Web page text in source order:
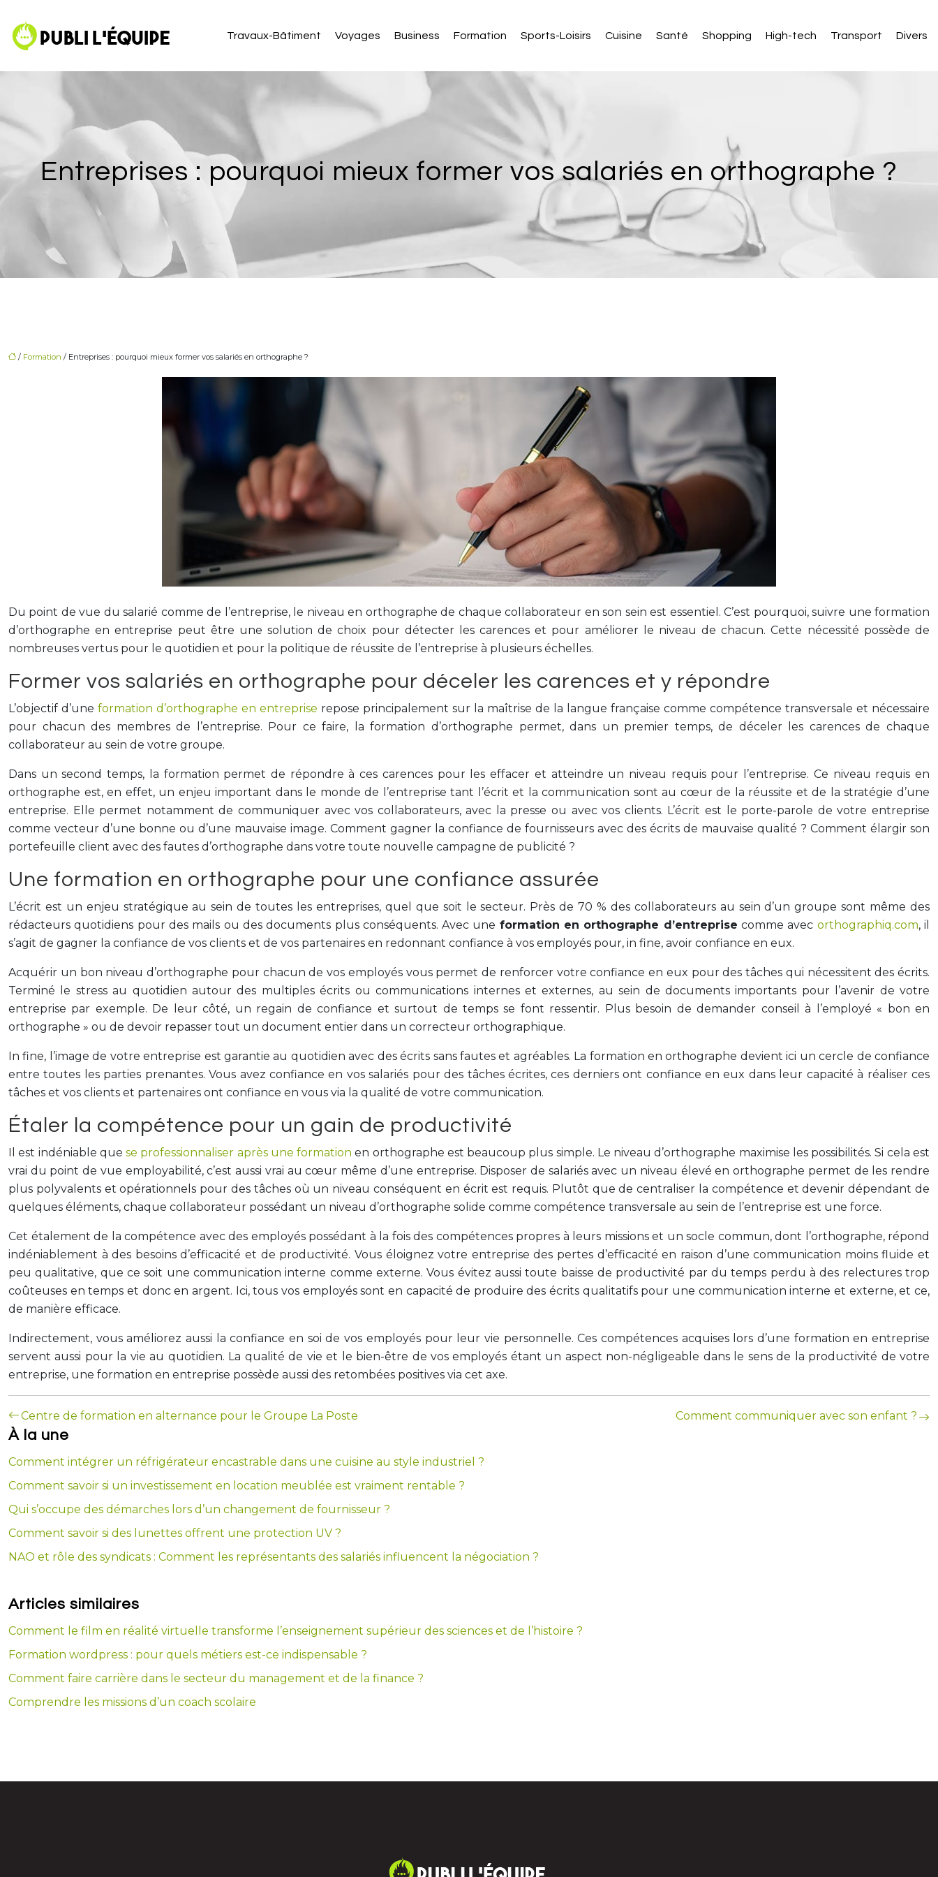
Travaux-Bâtiment Voyages Business Formation Sports-Loisirs Cuisine Santé Shopping High-tech Transport Divers
Entreprises : pourquoi mieux former vos salariés en orthographe ?
/ Formation / Entreprises : pourquoi mieux former vos salariés en orthographe ?
Du point de vue du salarié comme de l’entreprise, le niveau en orthographe de chaque collaborateur en son sein est essentiel. C’est pourquoi, suivre une formation
d’orthographe en entreprise peut être une solution de choix pour détecter les carences et pour améliorer le niveau de chacun. Cette nécessité possède de
nombreuses vertus pour le quotidien et pour la politique de réussite de l’entreprise à plusieurs échelles.
Former vos salariés en orthographe pour déceler les carences et y répondre
L’objectif d’une formation d’orthographe en entreprise repose principalement sur la maîtrise de la langue française comme compétence transversale et nécessaire
pour chacun des membres de l’entreprise. Pour ce faire, la formation d’orthographe permet, dans un premier temps, de déceler les carences de chaque
collaborateur au sein de votre groupe.
Dans un second temps, la formation permet de répondre à ces carences pour les effacer et atteindre un niveau requis pour l’entreprise. Ce niveau requis en
orthographe est, en effet, un enjeu important dans le monde de l’entreprise tant l’écrit et la communication sont au cœur de la réussite et de la stratégie d’une
entreprise. Elle permet notamment de communiquer avec vos collaborateurs, avec la presse ou avec vos clients. L’écrit est le porte-parole de votre entreprise
comme vecteur d’une bonne ou d’une mauvaise image. Comment gagner la confiance de fournisseurs avec des écrits de mauvaise qualité ? Comment élargir son
portefeuille client avec des fautes d’orthographe dans votre toute nouvelle campagne de publicité ?
Une formation en orthographe pour une confiance assurée
L’écrit est un enjeu stratégique au sein de toutes les entreprises, quel que soit le secteur. Près de 70 % des collaborateurs au sein d’un groupe sont même des
rédacteurs quotidiens pour des mails ou des documents plus conséquents. Avec une formation en orthographe d’entreprise comme avec orthographiq.com, il
s’agit de gagner la confiance de vos clients et de vos partenaires en redonnant confiance à vos employés pour, in fine, avoir confiance en eux.
Acquérir un bon niveau d’orthographe pour chacun de vos employés vous permet de renforcer votre confiance en eux pour des tâches qui nécessitent des écrits.
Terminé le stress au quotidien autour des multiples écrits ou communications internes et externes, au sein de documents importants pour l’avenir de votre
entreprise par exemple. De leur côté, un regain de confiance et surtout de temps se font ressentir. Plus besoin de demander conseil à l’employé « bon en
orthographe » ou de devoir repasser tout un document entier dans un correcteur orthographique.
In fine, l’image de votre entreprise est garantie au quotidien avec des écrits sans fautes et agréables. La formation en orthographe devient ici un cercle de confiance
entre toutes les parties prenantes. Vous avez confiance en vos salariés pour des tâches écrites, ces derniers ont confiance en eux dans leur capacité à réaliser ces
tâches et vos clients et partenaires ont confiance en vous via la qualité de votre communication.
Étaler la compétence pour un gain de productivité
Il est indéniable quese professionnaliser après une formation en orthographe est beaucoup plus simple. Le niveau d’orthographe maximise les possibilités. Si cela est
vrai du point de vue employabilité, c’est aussi vrai au cœur même d’une entreprise. Disposer de salariés avec un niveau élevé en orthographe permet de les rendre
plus polyvalents et opérationnels pour des tâches où un niveau conséquent en écrit est requis. Plutôt que de centraliser la compétence et devenir dépendant de
quelques éléments, chaque collaborateur possédant un niveau d’orthographe solide comme compétence transversale au sein de l’entreprise est une force.
Cet étalement de la compétence avec des employés possédant à la fois des compétences propres à leurs missions et un socle commun, dont l’orthographe, répond
indéniablement à des besoins d’efficacité et de productivité. Vous éloignez votre entreprise des pertes d’efficacité en raison d’une communication moins fluide et
peu qualitative, que ce soit une communication interne comme externe. Vous évitez aussi toute baisse de productivité par du temps perdu à des relectures trop
coûteuses en temps et donc en argent. Ici, tous vos employés sont en capacité de produire des écrits qualitatifs pour une communication interne et externe, et ce,
de manière efficace.
Indirectement, vous améliorez aussi la confiance en soi de vos employés pour leur vie personnelle. Ces compétences acquises lors d’une formation en entreprise
servent aussi pour la vie au quotidien. La qualité de vie et le bien-être de vos employés étant un aspect non-négligeable dans le sens de la productivité de votre
entreprise, une formation en entreprise possède aussi des retombées positives via cet axe.
Centre de formation en alternance pour le Groupe La Poste Comment communiquer avec son enfant ?
À la une
Comment intégrer un réfrigérateur encastrable dans une cuisine au style industriel ?
Comment savoir si un investissement en location meublée est vraiment rentable ?
Qui s’occupe des démarches lors d’un changement de fournisseur ?
Comment savoir si des lunettes offrent une protection UV ?
NAO et rôle des syndicats : Comment les représentants des salariés influencent la négociation ?
Articles similaires
Comment le film en réalité virtuelle transforme l’enseignement supérieur des sciences et de l’histoire ?
Formation wordpress : pour quels métiers est-ce indispensable ?
Comment faire carrière dans le secteur du management et de la finance ?
Comprendre les missions d’un coach scolaire